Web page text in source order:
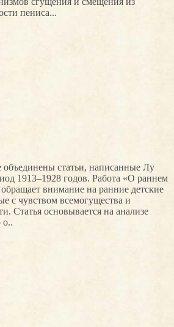
пениса...
статьи, написанные Лу
1913–1928 годов. Работа «О раннем
внимание на ранние детские
с чувством всемогущества и
Статья основывается на анализе
о..